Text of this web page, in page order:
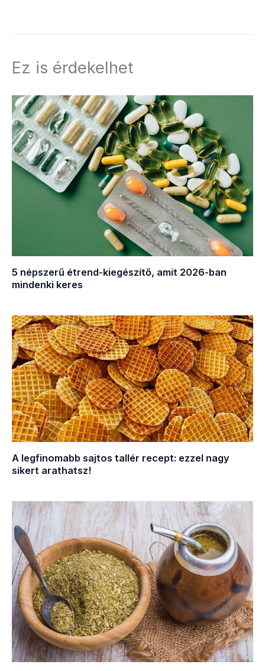
Ez is érdekelhet
5 népszerű étrend-kiegészítő, amit 2026-ban
mindenki keres
A legfinomabb sajtos tallér recept: ezzel nagy
sikert arathatsz!